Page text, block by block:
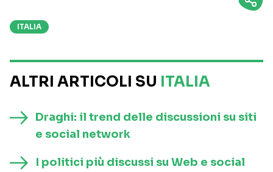
ITALIA
ALTRI ARTICOLI SU ITALIA
Draghi: il trend delle discussioni su siti
e social network
I politici più discussi su Web e social